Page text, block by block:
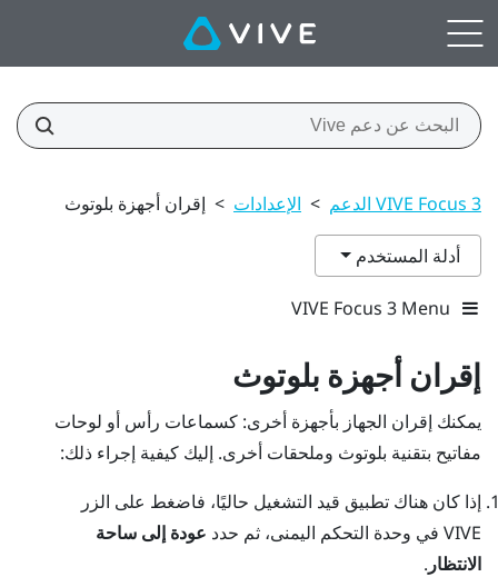
VIVE Focus 3 الدعم > الإعدادات > إقران أجهزة بلوتوث
أدلة المستخدم
VIVE Focus 3 Menu
إقران أجهزة بلوتوث
يمكنك إقران الجهاز بأجهزة أخرى: كسماعات رأس أو لوحات
مفاتيح بتقنية بلوتوث وملحقات أخرى. إليك كيفية إجراء ذلك:
إذا كان هناك تطبيق قيد التشغيل حاليًا، فاضغط على الزر
VIVE في وحدة التحكم اليمنى، ثم حدد عودة إلى ساحة
الانتظار .